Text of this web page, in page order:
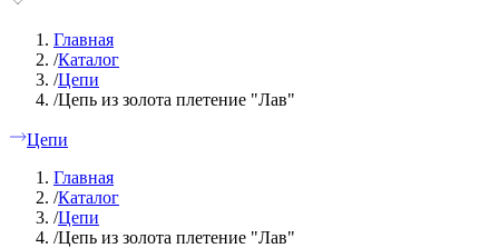
Главная
/Каталог
/Цепи
/Цепь из золота плетение "Лав"
Цепи
Главная
/Каталог
/Цепи
/Цепь из золота плетение "Лав"